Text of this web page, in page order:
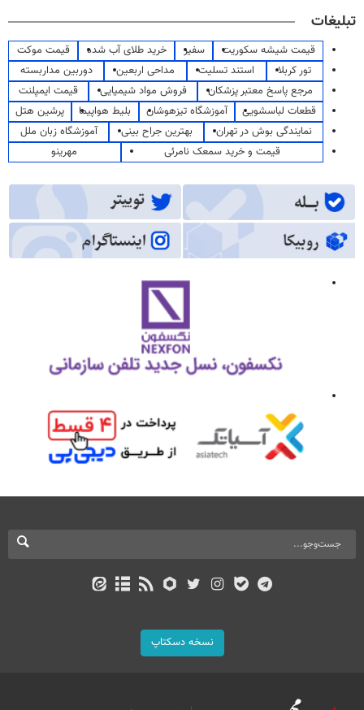
تبلیغات
قیمت شیشه سکوریت سفیر خرید طلای آب شده
قیمت موکت
تور کربلا
استند تسلیت مداحی اربعین
دوربین مداربسته
مرجع پاسخ معتبر پزشکان
فروش مواد شیمیایی
قیمت ایمپلنت
قطعات لباسشویی
آموزشگاه تیزهوشان بلیط هواپیما
پرشین هتل
نمایندگی بوش در تهران
بهترین جراح بینی
آموزشگاه زبان ملل
قیمت و خرید سمعک نامرئی
مهرینو
نسخه دسکتاپ